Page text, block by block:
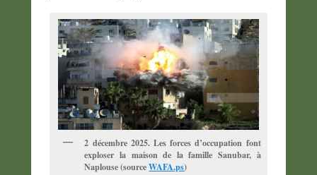
2 décembre 2025. Les forces d’occupation font
exploser la maison de la famille Sanubar, à
Naplouse (sourceWAFA.ps)